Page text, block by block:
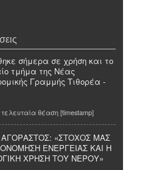
σήμερα σε χρήση και το
τμήμα της Νέας
Γραμμής Τιθορέα -
θέαση [timestamp]
«ΣΤΟΧΟΣ ΜΑΣ
ΕΝΕΡΓΕΙΑΣ ΚΑΙ Η
ΧΡΗΣΗ ΤΟΥ ΝΕΡΟΥ»